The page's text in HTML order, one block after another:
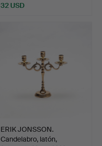
32 USD
ERIK JONSSON.
Candelabro, latón,